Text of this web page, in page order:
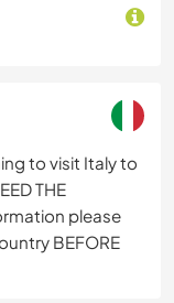
to visit Italy to
THE
please
BEFORE